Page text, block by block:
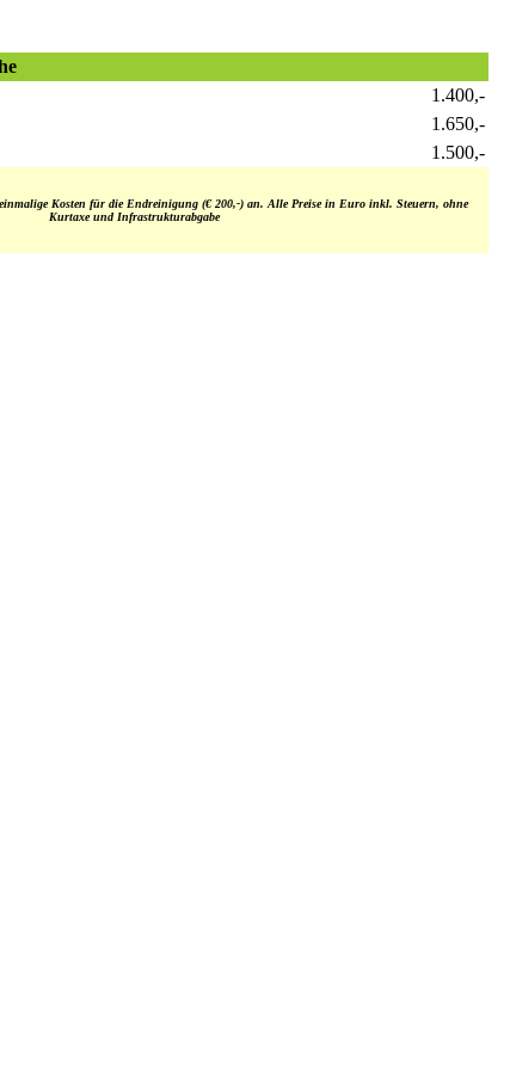
1.400,-
1.650,-
1.500,-
Kosten für die Endreinigung (€ 200,-) an. Alle Preise in Euro inkl. Steuern, ohne
Kurtaxe und Infrastrukturabgabe